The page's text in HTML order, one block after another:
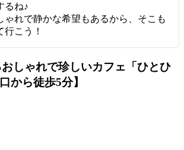
るね♪
ゃれで静かな希望もあるから、そこも
行こう！
しゃれで珍しいカフェ「ひとひ
から徒歩5分】